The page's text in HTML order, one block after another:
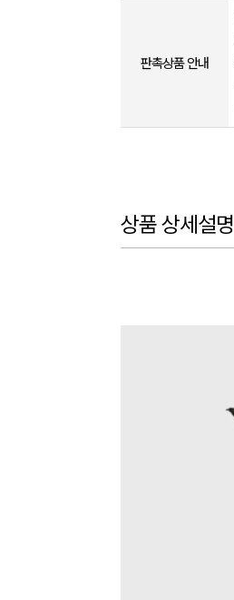
판촉상품 안내
상품 상세설명